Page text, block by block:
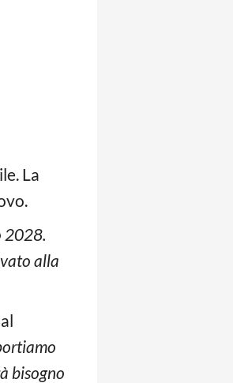
La
2028.
alla
bisogno